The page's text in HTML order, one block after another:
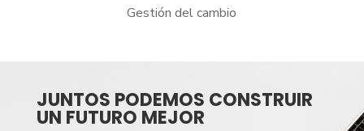
Gestión del cambio
JUNTOS PODEMOS CONSTRUIR
UN FUTURO MEJOR